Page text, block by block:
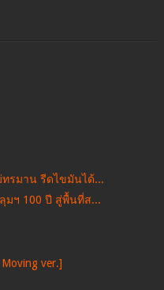
ทรมาน รีดไขมันได้...
มฯ 100 ปี สู่พื้นที่ส...
Moving ver.]